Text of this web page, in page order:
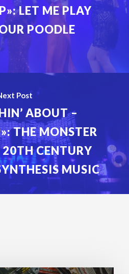
LET ME PLAY
POODLE
Post
ABOUT –
THE MONSTER
20TH CENTURY
MUSIC